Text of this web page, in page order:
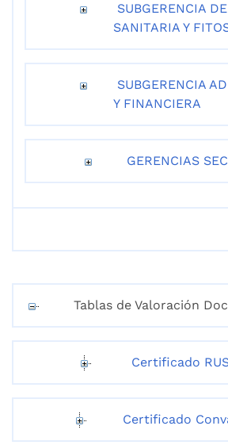
SUBGERENCIA
SANITARIA Y
SUBGERENCIA
Y FINANCIERA
GERENCIAS
Tablas de Valoración
Certificado
Certificado